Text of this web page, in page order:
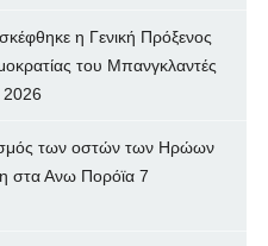
η Γενική Πρόξενος
του Μπανγκλαντές
των oστών των Ηρώων
στα Ανω Πορόϊα 7